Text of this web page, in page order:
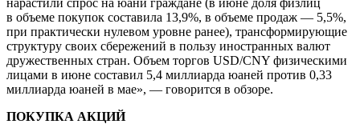
нарастили спрос на юани граждане (в июне доля физлиц
в объеме покупок составила 13,9%, в объеме продаж — 5,5%,
при практически нулевом уровне ранее), трансформирующие
структуру своих сбережений в пользу иностранных валют
дружественных стран. Объем торгов USD/CNY физическими
лицами в июне составил 5,4 миллиарда юаней против 0,33
миллиарда юаней в мае», — говорится в обзоре.
ПОКУПКА АКЦИЙ